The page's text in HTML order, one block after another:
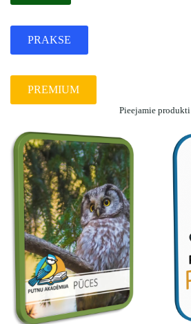
PRAKSE
PREMIUM
Pieejamie produkti